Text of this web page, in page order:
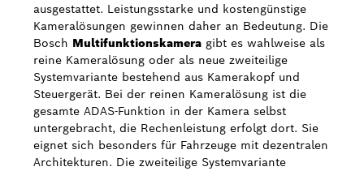
ausgestattet. Leistungsstarke und kostengünstige
Kameralösungen gewinnen daher an Bedeutung. Die
Bosch Multifunktionskamera gibt es wahlweise als
reine Kameralösung oder als neue zweiteilige
Systemvariante bestehend aus Kamerakopf und
Steuergerät. Bei der reinen Kameralösung ist die
gesamte ADAS-Funktion in der Kamera selbst
untergebracht, die Rechenleistung erfolgt dort. Sie
eignet sich besonders für Fahrzeuge mit dezentralen
Architekturen. Die zweiteilige Systemvariante